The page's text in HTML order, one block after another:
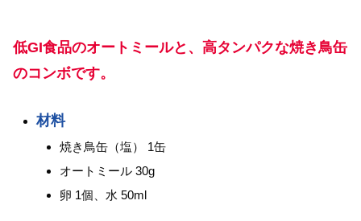
低GI食品のオートミールと、高タンパクな焼き鳥缶
のコンボです。
材料
焼き鳥缶（塩） 1缶
オートミール 30g
卵 1個、水 50ml